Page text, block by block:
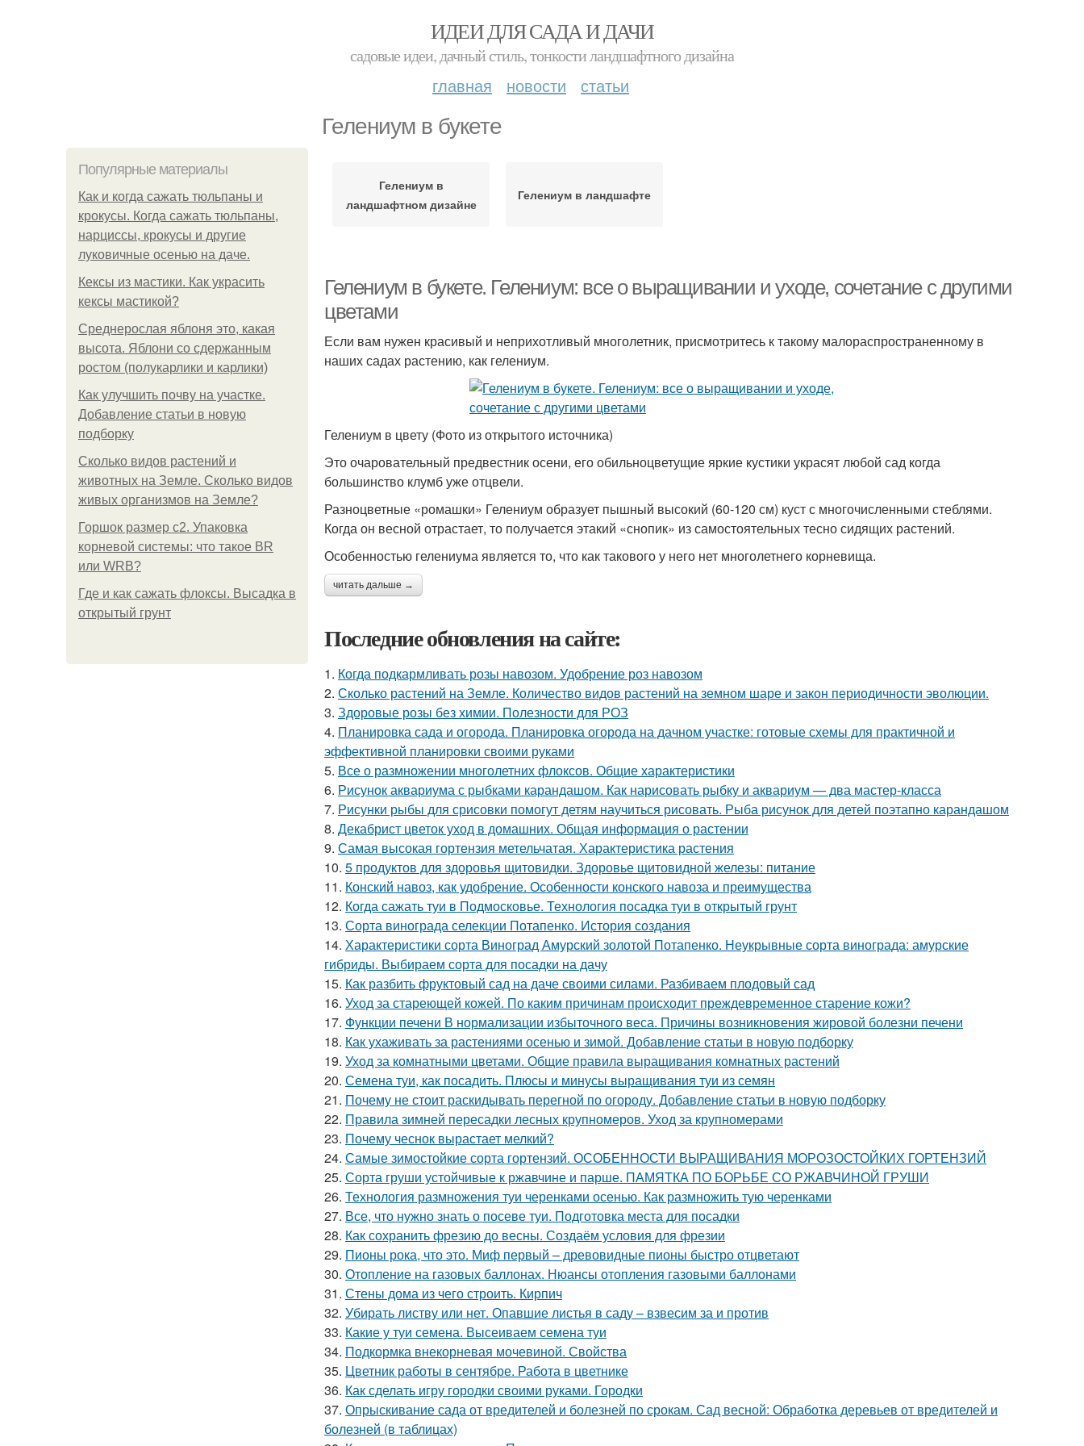
ИДЕИ ДЛЯ САДА И ДАЧИ
садовые идеи, дачный стиль, тонкости ландшафтного дизайна
главная новости статьи
Гелениум в букете
Популярные материалы
Как и когда сажать тюльпаны и
крокусы. Когда сажать тюльпаны,
нарциссы, крокусы и другие
луковичные осенью на даче.
Кексы из мастики. Как украсить
кексы мастикой?
Среднерослая яблоня это, какая
высота. Яблони со сдержанным
ростом (полукарлики и карлики)
Как улучшить почву на участке.
Добавление статьи в новую
подборку
Сколько видов растений и
животных на Земле. Сколько видов
живых организмов на Земле?
Горшок размер с2. Упаковка
корневой системы: что такое BR
или WRB?
Где и как сажать флоксы. Высадка в
открытый грунт
Гелениум в
ландшафтном дизайне
Гелениум в ландшафте
Гелениум в букете. Гелениум: все о выращивании и уходе, сочетание с другими
цветами
Если вам нужен красивый и неприхотливый многолетник, присмотритесь к такому малораспространенному в
наших садах растению, как гелениум.
Гелениум в цвету (Фото из открытого источника)
Это очаровательный предвестник осени, его обильноцветущие яркие кустики украсят любой сад когда
большинство клумб уже отцвели.
Разноцветные «ромашки» Гелениум образует пышный высокий (60-120 см) куст с многочисленными стеблями.
Когда он весной отрастает, то получается этакий «снопик» из самостоятельных тесно сидящих растений.
Особенностью гелениума является то, что как такового у него нет многолетнего корневища.
читать дальше →
Последние обновления на сайте:
1. Когда подкармливать розы навозом. Удобрение роз навозом
2. Сколько растений на Земле. Количество видов растений на земном шаре и закон периодичности эволюции.
3. Здоровые розы без химии. Полезности для РОЗ
4. Планировка сада и огорода. Планировка огорода на дачном участке: готовые схемы для практичной и
эффективной планировки своими руками
5. Все о размножении многолетних флоксов. Общие характеристики
6. Рисунок аквариума с рыбками карандашом. Как нарисовать рыбку и аквариум — два мастер-класса
7. Рисунки рыбы для срисовки помогут детям научиться рисовать. Рыба рисунок для детей поэтапно карандашом
8. Декабрист цветок уход в домашних. Общая информация о растении
9. Самая высокая гортензия метельчатая. Характеристика растения
10. 5 продуктов для здоровья щитовидки. Здоровье щитовидной железы: питание
11. Конский навоз, как удобрение. Особенности конского навоза и преимущества
12. Когда сажать туи в Подмосковье. Технология посадка туи в открытый грунт
13. Сорта винограда селекции Потапенко. История создания
14. Характеристики сорта Виноград Амурский золотой Потапенко. Неукрывные сорта винограда: амурские
гибриды. Выбираем сорта для посадки на дачу
15. Как разбить фруктовый сад на даче своими силами. Разбиваем плодовый сад
16. Уход за стареющей кожей. По каким причинам происходит преждевременное старение кожи?
17. Функции печени В нормализации избыточного веса. Причины возникновения жировой болезни печени
18. Как ухаживать за растениями осенью и зимой. Добавление статьи в новую подборку
19. Уход за комнатными цветами. Общие правила выращивания комнатных растений
20. Семена туи, как посадить. Плюсы и минусы выращивания туи из семян
21. Почему не стоит раскидывать перегной по огороду. Добавление статьи в новую подборку
22. Правила зимней пересадки лесных крупномеров. Уход за крупномерами
23. Почему чеснок вырастает мелкий?
24. Самые зимостойкие сорта гортензий. ОСОБЕННОСТИ ВЫРАЩИВАНИЯ МОРОЗОСТОЙКИХ ГОРТЕНЗИЙ
25. Сорта груши устойчивые к ржавчине и парше. ПАМЯТКА ПО БОРЬБЕ СО РЖАВЧИНОЙ ГРУШИ
26. Технология размножения туи черенками осенью. Как размножить тую черенками
27. Все, что нужно знать о посеве туи. Подготовка места для посадки
28. Как сохранить фрезию до весны. Создаём условия для фрезии
29. Пионы рока, что это. Миф первый – древовидные пионы быстро отцветают
30. Отопление на газовых баллонах. Нюансы отопления газовыми баллонами
31. Стены дома из чего строить. Кирпич
32. Убирать листву или нет. Опавшие листья в саду – взвесим за и против
33. Какие у туи семена. Высеиваем семена туи
34. Подкормка внекорневая мочевиной. Свойства
35. Цветник работы в сентябре. Работа в цветнике
36. Как сделать игру городки своими руками. Городки
37. Опрыскивание сада от вредителей и болезней по срокам. Сад весной: Обработка деревьев от вредителей и
болезней (в таблицах)